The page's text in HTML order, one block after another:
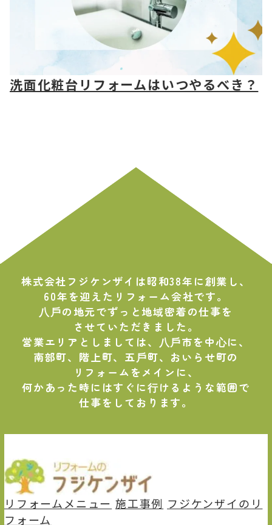
洗面化粧台リフォームはいつやるべき？
株式会社フジケンザイは昭和38年に創業し、
60年を迎えたリフォーム会社です。
⼋⼾の地元でずっと地域密着の仕事を
させていただきました。
営業エリアとしましては、⼋⼾市を中⼼に、
南部町、階上町、五⼾町、おいらせ町の
リフォームをメインに、
何かあった時にはすぐに⾏けるような範囲で
仕事をしております。
リフォームメニュー 施⼯事例 フジケンザイのリ
フォーム